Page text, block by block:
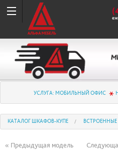
УСЛУГА: МОБИЛЬНЫЙ ОФИС
КАТАЛОГ ШКАФОВ-КУПЕ
« Предыдущая модель